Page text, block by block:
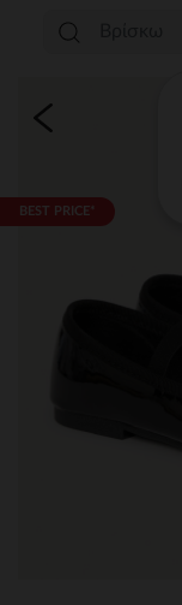
BEST PRICE*